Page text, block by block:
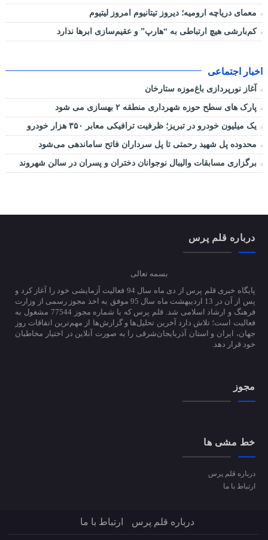
معمای دریاچه ارومیه؛ دیروز تیتانیوم امروز لیتیوم
کم‌بارشی هیچ ارتباطی به “هارپ” و عقیم‌سازی ابرها ندارد
اخبار اجتماعی
آغاز نورپردازی باغ‌موزه ستارخان
پارک های سطح حوزه شهرداری منطقه ۲ بهسازی می شود
یک میلیون خودرو در تبریز؛ ظرفیت ترافیکی معابر ۳۵۰ هزار خودرو
محدوده پل شهید رحمتی تا پل سرداران فاتح ساماندهی می‌شود
برگزاری مسابقات والیبال نوجوانان دختران و پسران در سالن شهروند
درباره قلم پرس
بسمه تعالی
پایگاه خبری قلم پرس از دی ماه سال 94 فعالیت آزمایشی خود را آغاز کرد و
پس از آن در 13 اردیبهشت ماه سال 95 موفق به اخذ مجوز رسمی از وزارت
فرهنگ و ارشاد اسلامی شد. قلم پرس که با شماره مجوز 77544 مشغول به
فعالیت است؛ تلاش دارد آخرین تحلیل‌ها و گزارش‌ها از مهم‌ترین اتفاقات روز
جهان، ایران و استان آذربایجان‌شرقی را به صورت آنلاین در اختیار مخاطبان
خود قرار دهد.
مجوز
خط مشی ها
درباره قلم پرس
ارتباط با ما
درباره قلم پرس ارتباط با ما